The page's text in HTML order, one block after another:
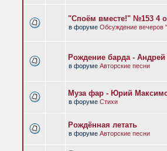
"Споём вместе!" №153 4
в форуме Обсуждение вечеров
Рождение барда -
в форуме Авторские песни
Муза фар - Юрий
в форуме Стихи
Рождённая летать
в форуме Авторские песни